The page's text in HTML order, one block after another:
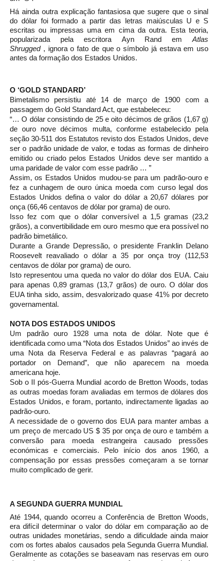
Há ainda outra explicação fantasiosa que sugere que o sinal
do dólar foi formado a partir das letras maiúsculas U e S
escritas ou impressas uma em cima da outra. Esta teoria,
popularizada pela escritora Ayn Rand em Atlas
Shrugged, ignora o fato de que o símbolo já estava em uso
antes da formação dos Estados Unidos.
O ‘GOLD STANDARD’
Bimetalismo persistiu até 14 de março de 1900 com a
passagem do Gold Standard Act, que estabeleceu:
“… O dólar consistindo de 25 e oito décimos de grãos (1,67 g)
de ouro nove décimos multa, conforme estabelecido pela
seção 30-511 dos Estatutos revisto dos Estados Unidos, deve
ser o padrão unidade de valor, e todas as formas de dinheiro
emitido ou criado pelos Estados Unidos deve ser mantido a
uma paridade de valor com esse padrão … ”
Assim, os Estados Unidos mudou-se para um padrão-ouro e
fez a cunhagem de ouro única moeda com curso legal dos
Estados Unidos defina o valor do dólar a 20,67 dólares por
onça (66,46 centavos de dólar por grama) de ouro.
Isso fez com que o dólar conversível a 1,5 gramas (23,2
grãos), a convertibilidade em ouro mesmo que era possível no
padrão bimetálico.
Durante a Grande Depressão, o presidente Franklin Delano
Roosevelt reavaliado o dólar a 35 por onça troy (112,53
centavos de dólar por grama) de ouro.
Isto representou uma queda no valor do dólar dos EUA. Caiu
para apenas 0,89 gramas (13,7 grãos) de ouro. O dólar dos
EUA tinha sido, assim, desvalorizado quase 41% por decreto
governamental.
NOTA DOS ESTADOS UNIDOS
Um padrão ouro 1928 uma nota de dólar. Note que é
identificada como uma “Nota dos Estados Unidos” ao invés de
uma Nota da Reserva Federal e as palavras “pagará ao
portador on Demand”, que não aparecem na moeda
americana hoje.
Sob o II pós-Guerra Mundial acordo de Bretton Woods, todas
as outras moedas foram avaliadas em termos de dólares dos
Estados Unidos, e foram, portanto, indirectamente ligadas ao
padrão-ouro.
A necessidade de o governo dos EUA para manter ambas a
um preço de mercado US $ 35 por onça de ouro e também a
conversão para moeda estrangeira causado pressões
económicas e comerciais. Pelo início dos anos 1960, a
compensação por essas pressões começaram a se tornar
muito complicado de gerir.
A SEGUNDA GUERRA MUNDIAL
Até 1944, quando ocorreu a Conferência de Bretton Woods,
era difícil determinar o valor do dólar em comparação ao de
outras unidades monetárias, sendo a dificuldade ainda maior
com os fortes abalos causados pela Segunda Guerra Mundial.
Geralmente as cotações se baseavam nas reservas em ouro